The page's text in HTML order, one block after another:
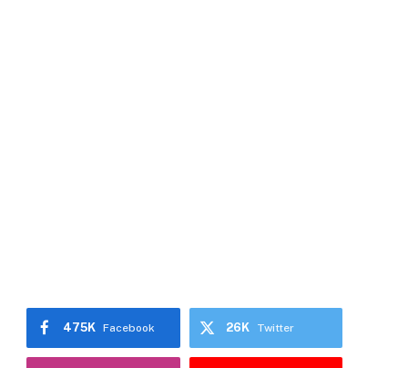
Facebook
475K Twitter
26K